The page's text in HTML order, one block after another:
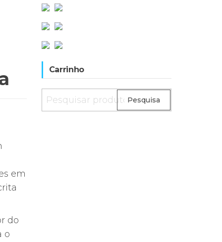
em
do
o
Carrinho
Pesquisar
por:
Pesquisa